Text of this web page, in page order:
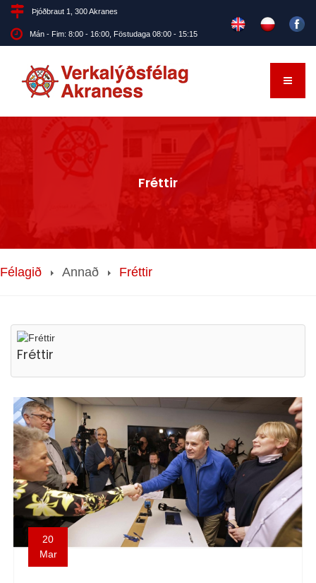
Þjóðbraut 1, 300 Akranes
Mán - Fim: 8:00 - 16:00, Föstudaga 08:00 - 15:15
Fréttir
Félagið Annað Fréttir
Fréttir
20
Mar